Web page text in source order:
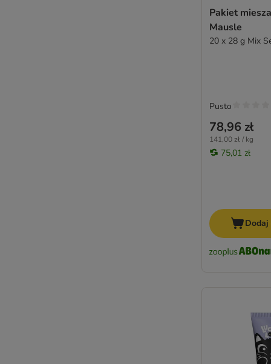
Pakiet
Mausle
20 x 28 g Mix
78,96 zł
141,00 zł / kg
75,01 zł
Pusto
Dodaj